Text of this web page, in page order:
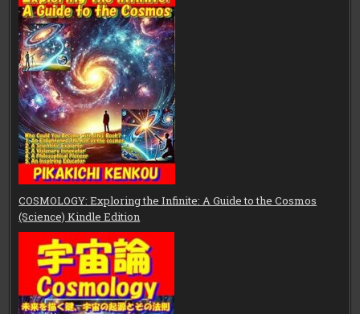
COSMOLOGY: Exploring the Infinite: A Guide to the Cosmos
(Science) Kindle Edition